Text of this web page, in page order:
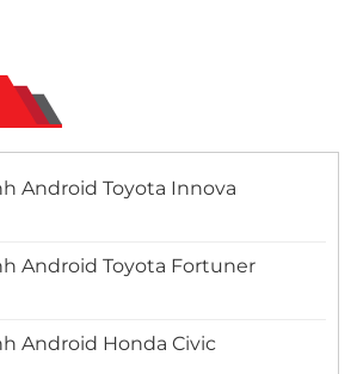
Android Toyota Innova
Android Toyota Fortuner
Android Honda Civic